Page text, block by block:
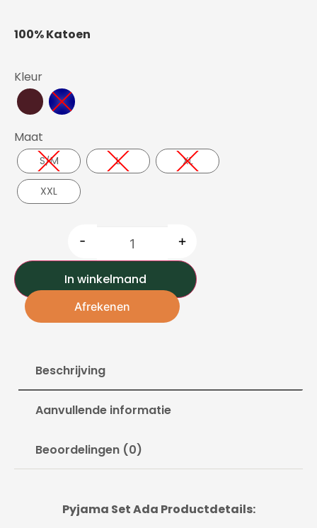
100% Katoen
Kleur
Maat
S/M L XL
XXL
- +
In winkelmand
Afrekenen
Beschrijving
Aanvullende informatie
Beoordelingen (0)
Pyjama Set Ada Productdetails: